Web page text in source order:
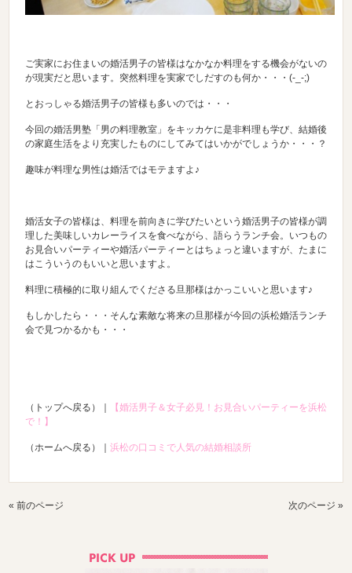
ご実家にお住まいの婚活男子の皆様はなかなか料理をする機会がないの
が現実だと思います。突然料理を実家でしだすのも何か・・・(-_-;)
とおっしゃる婚活男子の皆様も多いのでは・・・
今回の婚活男塾「男の料理教室」をキッカケに是非料理も学び、結婚後
の家庭生活をより充実したものにしてみてはいかがでしょうか・・・？
趣味が料理な男性は婚活ではモテますよ♪
婚活女子の皆様は、料理を前向きに学びたいという婚活男子の皆様が調
理した美味しいカレーライスを食べながら、語らうランチ会。いつもの
お見合いパーティーや婚活パーティーとはちょっと違いますが、たまに
はこういうのもいいと思いますよ。
料理に積極的に取り組んでくださる旦那様はかっこいいと思います♪
もしかしたら・・・そんな素敵な将来の旦那様が今回の浜松婚活ランチ
会で見つかるかも・・・
（トップへ戻る）｜
【婚活男子＆女子必見！お見合いパーティーを浜松
で！】
（ホームへ戻る）｜浜松の口コミで人気の結婚相談所
« 前のページ 次のページ »